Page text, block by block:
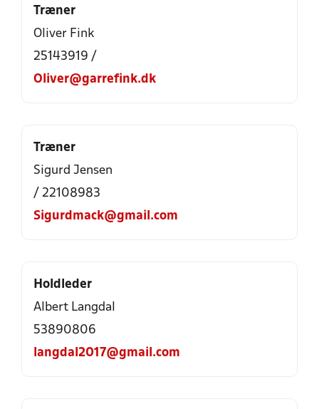
Træner
Oliver Fink
25143919 /
Oliver@garrefink.dk
Træner
Sigurd Jensen
/ 22108983
Sigurdmack@gmail.com
Holdleder
Albert Langdal
53890806
langdal2017@gmail.com